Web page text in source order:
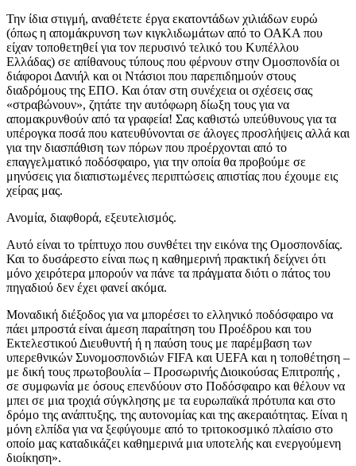
Την ίδια στιγμή, αναθέτετε έργα εκατοντάδων χιλιάδων ευρώ
(όπως η απομάκρυνση των κιγκλιδωμάτων από το ΟΑΚΑ που
είχαν τοποθετηθεί για τον περυσινό τελικό του Κυπέλλου
Ελλάδας) σε απίθανους τύπους που φέρνουν στην Ομοσπονδία οι
διάφοροι Δανιήλ και οι Ντάσιοι που παρεπιδημούν στους
διαδρόμους της ΕΠΟ. Και όταν στη συνέχεια οι σχέσεις σας
«στραβώνουν», ζητάτε την αυτόφωρη δίωξη τους για να
απομακρυνθούν από τα γραφεία! Σας καθιστώ υπεύθυνους για τα
υπέρογκα ποσά που κατευθύνονται σε άλογες προσλήψεις αλλά και
για την διασπάθιση των πόρων που προέρχονται από το
επαγγελματικό ποδόσφαιρο, για την οποία θα προβούμε σε
μηνύσεις για διαπιστωμένες περιπτώσεις απιστίας που έχουμε εις
χείρας μας.
Ανομία, διαφθορά, εξευτελισμός.
Αυτό είναι το τρίπτυχο που συνθέτει την εικόνα της Ομοσπονδίας.
Και το δυσάρεστο είναι πως η καθημερινή πρακτική δείχνει ότι
μόνο χειρότερα μπορούν να πάνε τα πράγματα διότι ο πάτος του
πηγαδιού δεν έχει φανεί ακόμα.
Μοναδική διέξοδος για να μπορέσει το ελληνικό ποδόσφαιρο να
πάει μπροστά είναι άμεση παραίτηση του Προέδρου και του
Εκτελεστικού Διευθυντή ή η παύση τους με παρέμβαση των
υπερεθνικών Συνομοσπονδιών FIFA και UEFA και η τοποθέτηση –
με δική τους πρωτοβουλία – Προσωρινής Διοικούσας Επιτροπής ,
σε συμφωνία με όσους επενδύουν στο Ποδόσφαιρο και θέλουν να
μπει σε μια τροχιά σύγκλησης με τα ευρωπαϊκά πρότυπα και στο
δρόμο της ανάπτυξης, της αυτονομίας και της ακεραιότητας. Είναι η
μόνη ελπίδα για να ξεφύγουμε από το τριτοκοσμικό πλαίσιο στο
οποίο μας καταδικάζει καθημερινά μια υποτελής και ενεργούμενη
διοίκηση».